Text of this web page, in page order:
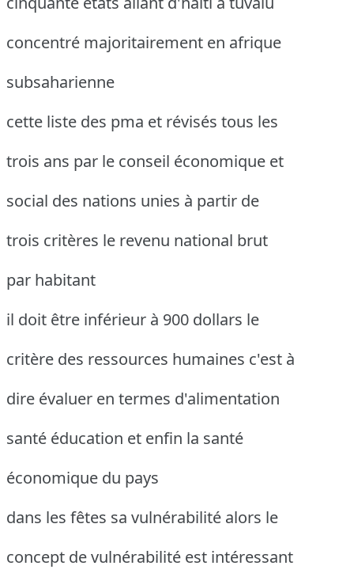
concentré majoritairement en afrique
subsaharienne
cette liste des pma et révisés tous les
trois ans par le conseil économique et
social des nations unies à partir de
trois critères le revenu national brut
par habitant
il doit être inférieur à 900 dollars le
critère des ressources humaines c'est à
dire évaluer en termes d'alimentation
santé éducation et enfin la santé
économique du pays
dans les fêtes sa vulnérabilité alors le
concept de vulnérabilité est intéressant